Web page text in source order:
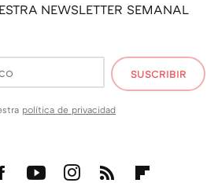
NEWSLETTER SEMANAL
SUSCRIBIR
política de privacidad